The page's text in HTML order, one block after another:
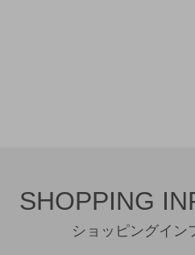
SHOPPING
ショッピングイン